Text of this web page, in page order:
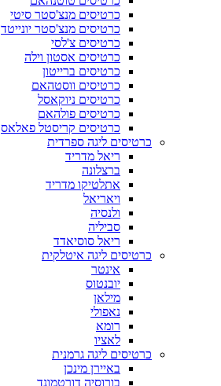
כרטיסים מנצ'סטר סיטי
כרטיסים מנצ'סטר יונייטד
כרטיסים צ'לסי
כרטיסים אסטון וילה
כרטיסים ברייטון
כרטיסים ווסטהאם
כרטיסים ניוקאסל
כרטיסים פולהאם
כרטיסים קריסטל פאלאס
כרטיסים ליגה ספרדית
ריאל מדריד
ברצלונה
אתלטיקו מדריד
ויאריאל
ולנסיה
סביליה
ריאל סוסיאדד
כרטיסים ליגה איטלקית
אינטר
יובנטוס
מילאן
נאפולי
רומא
לאציו
כרטיסים ליגה גרמנית
באיירן מינכן
בורוסיה דורטמונד